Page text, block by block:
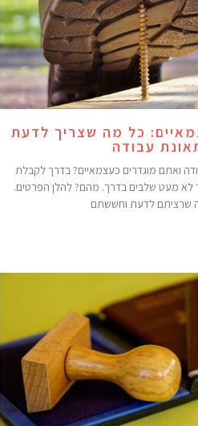
כל מה שצריך לדעת
עבודה
ואתם מוגדרים כעצמאיים? בדרך לקבלת
לא מעט שלבים בדרך. מהם? להלן הפרטים.
שרציתם לדעת וחששתם